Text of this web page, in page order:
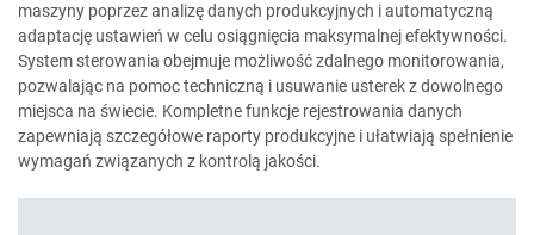
maszyny poprzez analizę danych produkcyjnych i automatyczną
adaptację ustawień w celu osiągnięcia maksymalnej efektywności.
System sterowania obejmuje możliwość zdalnego monitorowania,
pozwalając na pomoc techniczną i usuwanie usterek z dowolnego
miejsca na świecie. Kompletne funkcje rejestrowania danych
zapewniają szczegółowe raporty produkcyjne i ułatwiają spełnienie
wymagań związanych z kontrolą jakości.